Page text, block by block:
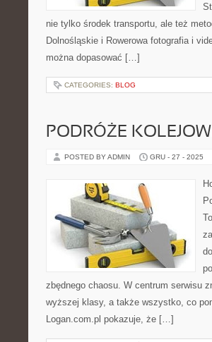
nie tylko środek transportu, ale też
Dolnośląskie i Rowerowa fotografia i
można dopasować […]
CATEGORIES: BLOG
PODRÓŻE
POSTED BY ADMIN GRU - 27 - 2025
zbędnego chaosu. W centrum serwisu
wyższej klasy, a także wszystko, co
Logan.com.pl pokazuje, że […]